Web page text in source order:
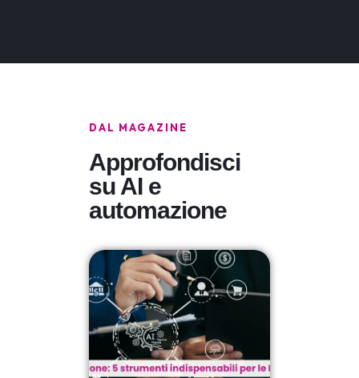
DAL MAGAZINE
Approfondisci
su AI e
automazione